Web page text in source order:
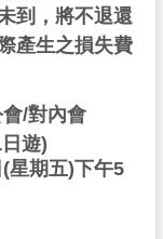
到，將不退還
產生之損失費
/對內會
遊)
星期五)下午5